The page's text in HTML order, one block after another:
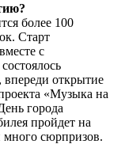
более 100
Старт
с
впереди открытие
«Музыка на
города
пройдет на
сюрпризов.